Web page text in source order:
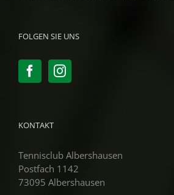
FOLGEN SIE UNS
KONTAKT
Tennisclub Albershausen
Postfach 1142
73095 Albershausen